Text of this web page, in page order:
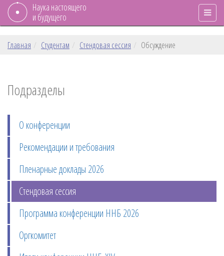
Наука настоящего
и будущего
Главная Студентам Стендовая сессия Обсуждение
Подразделы
О конференции
Рекомендации и требования
Пленарные доклады 2026
Стендовая сессия
Программа конференции ННБ 2026
Оргкомитет